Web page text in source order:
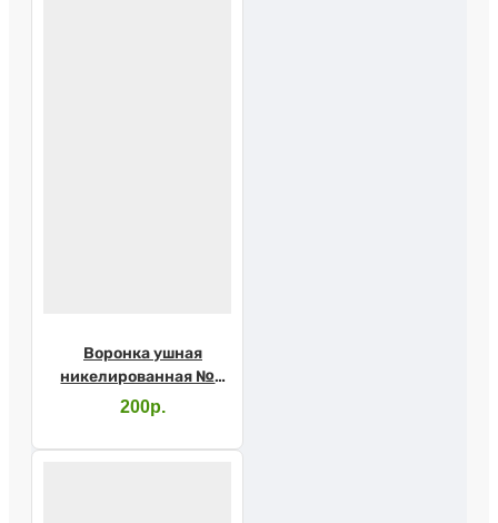
Воронка ушная
никелированная №3
(3-40-3П)
200р.